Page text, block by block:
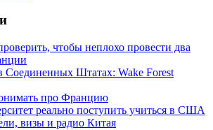
чтобы неплохо провести два
Соединенных Штатах: Wake Forest
про Францию
реально поступить учиться в США
визы и радио Китая